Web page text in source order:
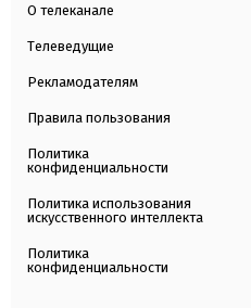
О телеканале
Телеведущие
Рекламодателям
Правила пользования
Политика
конфиденциальности
Политика использования
искусственного интеллекта
Политика
конфиденциальности